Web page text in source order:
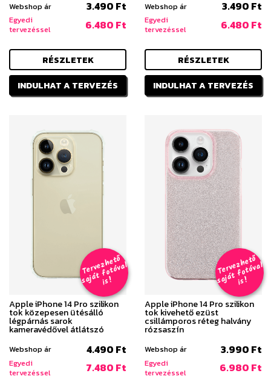
Webshop ár 3.490 Ft
Egyedi
tervezéssel
6.480 Ft
RÉSZLETEK
INDULHAT A TERVEZÉS
Webshop ár 3.490 Ft
Egyedi
tervezéssel
6.480 Ft
RÉSZLETEK
INDULHAT A TERVEZÉS
T
er
v
e
z
h
e
t
ő
s
aj
á
t
f
o
t
ó
v
al
i
s
!
Apple iPhone 14 Pro szilikon
tok közepesen ütésálló
légpárnás sarok
kameravédővel átlátszó
Webshop ár 4.490 Ft
Egyedi
tervezéssel
7.480 Ft
T
er
v
e
z
h
e
t
ő
s
aj
á
t
f
o
t
ó
v
al
i
s
!
Apple iPhone 14 Pro szilikon
tok kivehető ezüst
csillámporos réteg halvány
rózsaszín
Webshop ár 3.990 Ft
Egyedi
tervezéssel
6.980 Ft